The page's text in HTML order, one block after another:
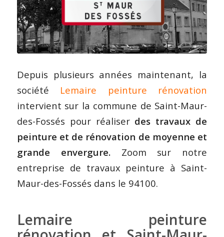
Depuis plusieurs années maintenant, la
société Lemaire peinture rénovation
intervient sur la commune de Saint-Maur-
des-Fossés pour réaliser des travaux de
peinture et de rénovation de moyenne et
grande envergure. Zoom sur notre
entreprise de travaux peinture à Saint-
Maur-des-Fossés dans le 94100.
Lemaire peinture